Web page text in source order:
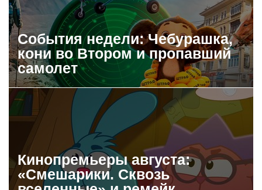
События недели: Чебурашка,
кони во Втором и пропавший
самолет
Кинопремьеры августа:
«Смешарики. Сквозь